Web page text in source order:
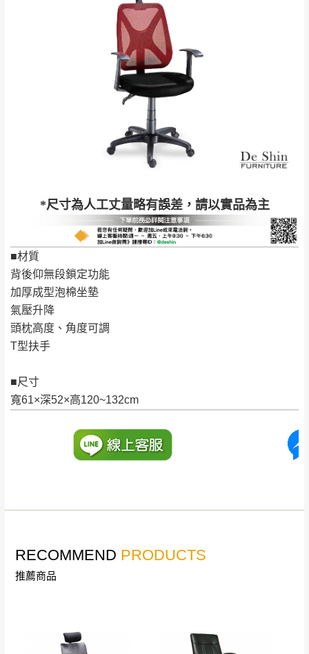
*尺寸為人工丈量略有誤差，請以實品為主
■材質
背後仰無段鎖定功能
加厚成型泡棉坐墊
氣壓升降
頭枕高度、角度可調
T型扶手
■尺寸
寬61×深52×高120~132cm
＊A108產品另收運費
基隆
$ 9,000以上：免
$ 9,000以下：
NT$500元
＊A108產品另收運費
基隆山區
苗栗
運費
台北市、新北市地區固定每周(三)、(日)兩天收送貨
暫無配送地區：彰化、南投、雲林、嘉義、台南、高
苗栗至基隆；其它地區暫不開放，如因特殊
地型限制(山區、鄉、鎮、村)、樓梯太小、無
法搬運上樓等因素，導致無法配送，
保有出貨的權利。
保護物流人員的工作安全，賣家無提供吊掛
服務，若需以吊車或其他的吊掛方式吊運，
費用將由買方自行支付。
機當天到貨前皆會再與您通知，讓你不用整
天在家等貨，以節省您的寶貴時間。
由於百貨公司配送較為不易，故暫無法配送
至百貨公司內部。
發票寄送：
若您選擇三聯式或索取兩聯式發票，發票將於商品
完成出貨15個工作天另行寄出，另外約加上2~7個
退換貨說明：
公司客服人員，我們將為您更換新品，運費
皆由本站負責，所有退回及換貨之商品必須
包裝、廠商紙及所有附隨文件或資料之完整
由於透過電腦螢幕選購商品，可能會因個人
訂購前詳加確認。(包含商品尺寸是否合適)。
訂購前請確認商品尺寸，大型物件因為人工
RECOMMEND PRODUCTS
推薦商品